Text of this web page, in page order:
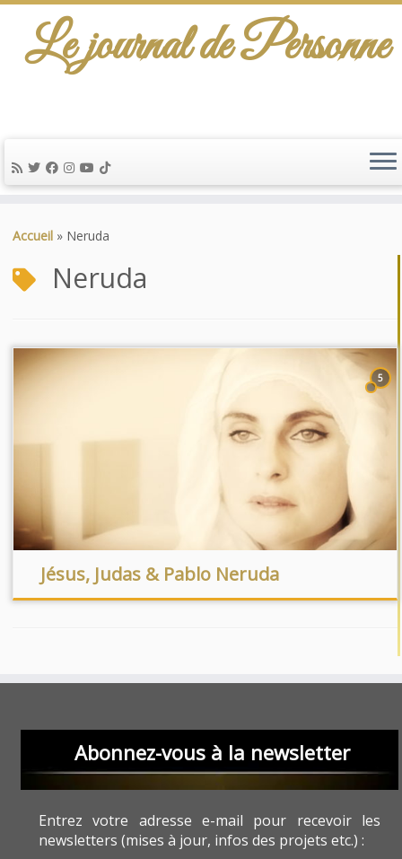
au
Le journal de Personne
Accueil » Neruda
Neruda
5
Jésus, Judas & Pablo Neruda
Abonnez-vous à la newsletter
Entrez votre adresse e-mail pour recevoir les
newsletters (mises à jour, infos des projets etc.) :